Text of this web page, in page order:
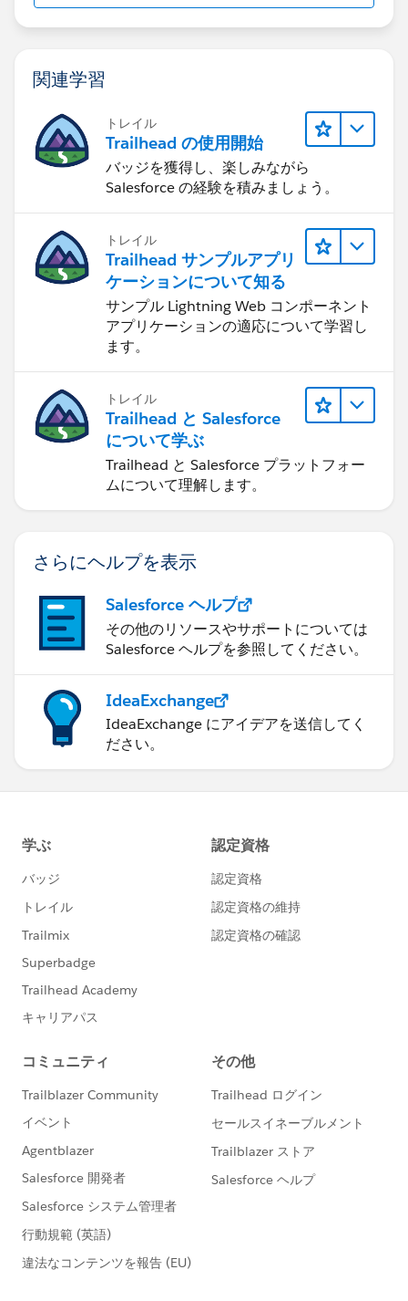
関連学習
トレイル
Trailhead の使用開始
バッジを獲得し、楽しみながら
Salesforce の経験を積みましょう。
トレイル
Trailhead サンプルアプリ
ケーションについて知る
サンプル Lightning Web コンポーネント
アプリケーションの適応について学習し
ます。
トレイル
Trailhead と Salesforce
について学ぶ
Trailhead と Salesforce プラットフォー
ムについて理解します。
さらにヘルプを表示
Salesforce ヘルプ
その他のリソースやサポートについては
Salesforce ヘルプを参照してください。
IdeaExchange
IdeaExchange にアイデアを送信してく
ださい。